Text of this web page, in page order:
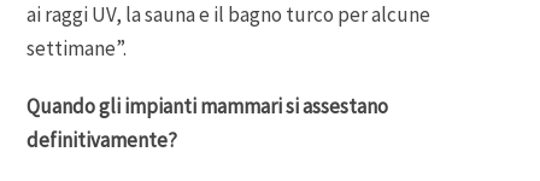
ai raggi UV, la sauna e il bagno turco per alcune
settimane”.
Quando gli impianti mammari si assestano
definitivamente?